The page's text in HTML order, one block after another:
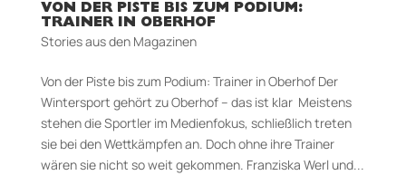
VON DER PISTE BIS ZUM PODIUM:
TRAINER IN OBERHOF
Stories aus den Magazinen
Von der Piste bis zum Podium: Trainer in Oberhof Der
Wintersport gehört zu Oberhof – das ist klar Meistens
stehen die Sportler im Medienfokus, schließlich treten
sie bei den Wettkämpfen an. Doch ohne ihre Trainer
wären sie nicht so weit gekommen. Franziska Werl und...